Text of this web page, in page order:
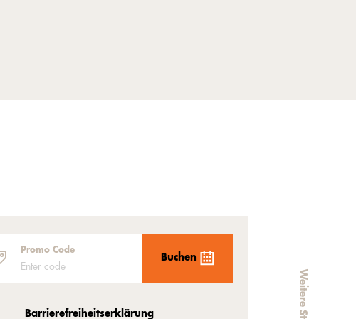
Promo Code
Buchen
Barrierefreiheitserklärung